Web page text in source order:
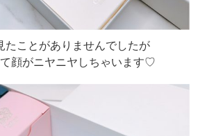
たことがありませんでしたが
顔がニヤニヤしちゃいます♡